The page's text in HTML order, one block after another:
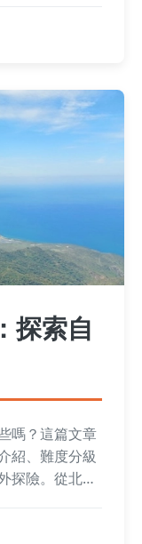
探索自
嗎？這篇文章
紹、難度分級
探險。從北到